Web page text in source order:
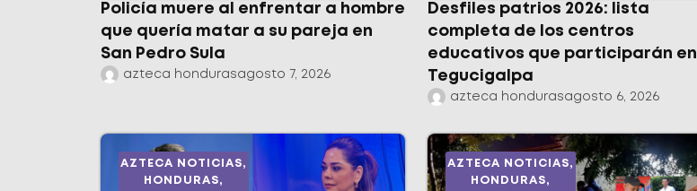
Policía muere al enfrentar a hombre
que quería matar a su pareja en
San Pedro Sula
azteca hondurasagosto 7, 2026
Desfiles patrios 2026: lista
completa de los centros
educativos que participarán en
Tegucigalpa
azteca hondurasagosto 6, 2026
AZTECA NOTICIAS,
HONDURAS,
AZTECA NOTICIAS,
HONDURAS,